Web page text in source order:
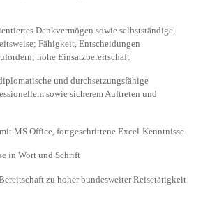
Denkvermögen sowie selbstständige,
Fähigkeit, Entscheidungen
hohe Einsatzbereitschaft
und durchsetzungsfähige
sowie sicherem Auftreten und
MS Office, fortgeschrittene Excel-Kenntnisse
in Wort und Schrift
zu hoher bundesweiter Reisetätigkeit